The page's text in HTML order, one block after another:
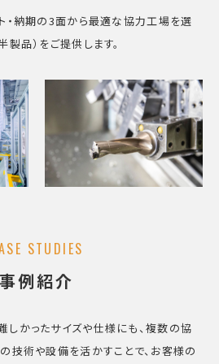
・納期の3面から最適な協力工場を選
品）をご提供します。
STUDIES
事例紹介
かったサイズや仕様にも、複数の協
技術や設備を活かすことで、お客様の